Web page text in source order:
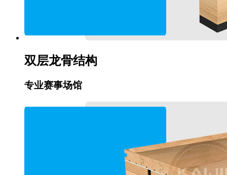
双层龙骨结构
专业赛事场馆